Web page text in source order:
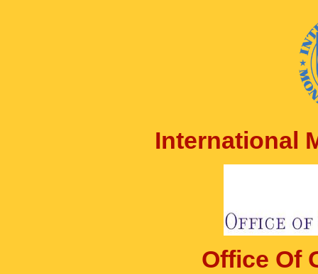
International
Office Of